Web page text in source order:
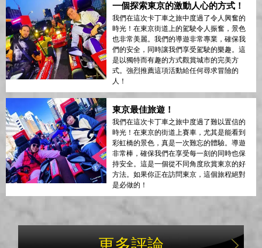
一個探索東京的激動人心的方式！
我們在這次卡丁車之旅中度過了令人興奮的
時光！在東京街道上的駕駛令人振奮，景色
也非常美麗。我們的導遊非常專業，確保我
們的安全，同時讓我們享受駕駛的樂趣。這
是以獨特而有趣的方式觀賞城市的完美方
式。強烈推薦這項活動給任何尋求冒險的
人！
東京最佳旅遊！
我們在這次卡丁車之旅中度過了難以置信的
時光！在東京的街道上賽車，尤其是能看到
彩虹橋的景色，真是一次難忘的體驗。導遊
非常棒，確保我們在享受每一刻的同時也保
持安全。這是一個從不同角度欣賞東京的好
方法。如果你正在訪問東京，這個旅程絕對
是必做的！